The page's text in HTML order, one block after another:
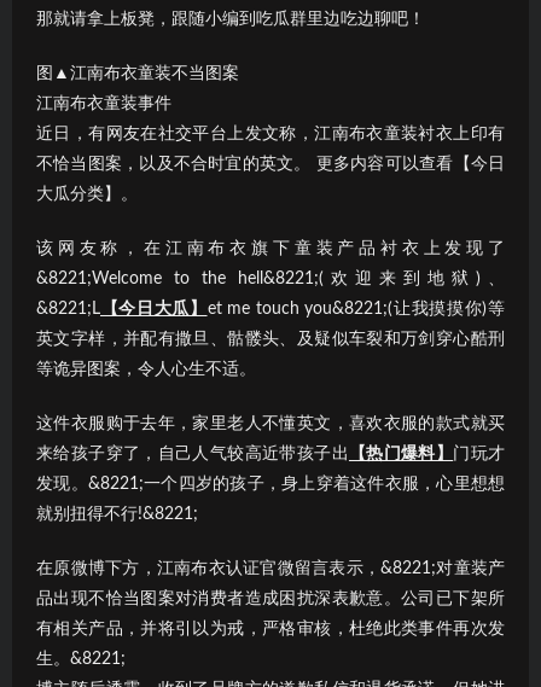
那就请拿上板凳，跟随小编到吃瓜群里边吃边聊吧！
图▲江南布衣童装不当图案
江南布衣童装事件
近日，有网友在社交平台上发文称，江南布衣童装衬衣上印有
不恰当图案，以及不合时宜的英文。 更多内容可以查看【今日
大瓜分类】。
该网友称，在江南布衣旗下童装产品衬衣上发现了
&8221;Welcome to the hell&8221;(欢迎来到地狱)、
&8221;L 【今日大瓜】 et me touch you&8221;(让我摸摸你)等
英文字样，并配有撒旦、骷髅头、及疑似车裂和万剑穿心酷刑
等诡异图案，令人心生不适。
这件衣服购于去年，家里老人不懂英文，喜欢衣服的款式就买
来给孩子穿了，自己人气较高近带孩子出
【热门爆料】 门玩才
发现。&8221;一个四岁的孩子，身上穿着这件衣服，心里想想
就别扭得不行!&8221;
在原微博下方，江南布衣认证官微留言表示，&8221;对童装产
品出现不恰当图案对消费者造成困扰深表歉意。公司已下架所
有相关产品，并将引以为戒，严格审核，杜绝此类事件再次发
生。&8221;